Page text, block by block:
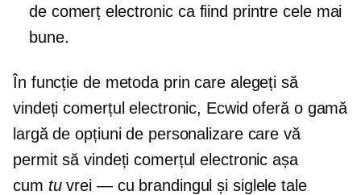
de comerț electronic ca fiind printre cele mai
bune.
În funcție de metoda prin care alegeți să
vindeți comerțul electronic, Ecwid oferă o gamă
largă de opțiuni de personalizare care vă
permit să vindeți comerțul electronic așa
cum tuvrei — cu brandingul și siglele tale